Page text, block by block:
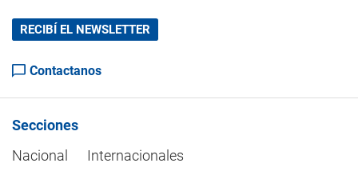
RECIBÍ EL NEWSLETTER
Contactanos
Secciones
Nacional
Internacionales